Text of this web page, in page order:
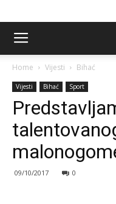
Home Vijesti Bihać
Vijesti Bihać Sport
09/10/2017 0